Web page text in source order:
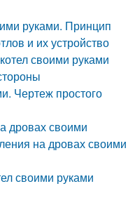
руками. Принцип
и их устройство
своими руками
Чертеж простого
дровах своими
на дровах своими
своими руками